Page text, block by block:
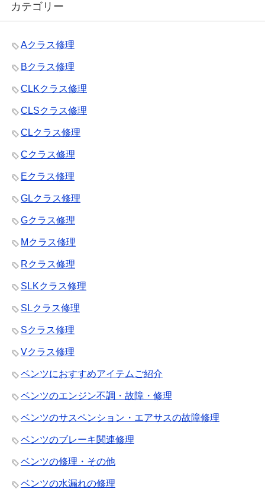
カテゴリー
Aクラス修理
Bクラス修理
CLKクラス修理
CLSクラス修理
CLクラス修理
Cクラス修理
Eクラス修理
GLクラス修理
Gクラス修理
Mクラス修理
Rクラス修理
SLKクラス修理
SLクラス修理
Sクラス修理
Vクラス修理
ベンツにおすすめアイテムご紹介
ベンツのエンジン不調・故障・修理
ベンツのサスペンション・エアサスの故障修理
ベンツのブレーキ関連修理
ベンツの修理・その他
ベンツの水漏れの修理